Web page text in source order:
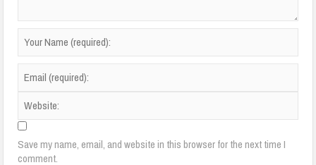
Save my name, email, and website in this browser for the next time I
comment.